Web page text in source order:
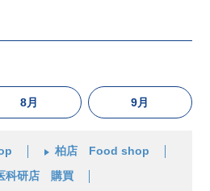
8月 9月
柏店 Food shop
科研店 購買